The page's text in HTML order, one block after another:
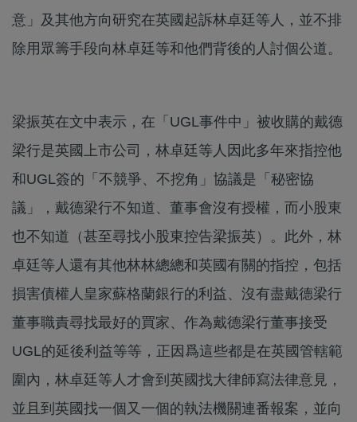
意」及其他方向研究在英國起訴林卓廷等人，並不排
除用眾籌手段向林卓廷等和他們背後的人討個公道。
梁振英在文中表示，在「UGL事件中」被收購的戴德
梁行是英國上市公司，林卓廷等人因此多年來指控他
和UGL簽的「不競爭、不挖角」協議是「秘密協
議」，戴德梁行不知道、董事會沒有授權，而小股東
也不知道（甚至尋找小股東控告梁振英）。此外，林
卓廷等人還有其他林林總總和英國有關的指控，包括
損害債權人皇家蘇格蘭銀行的利益、沒有盡戴德梁行
董事職責尋找最好的買家、作為戴德梁行董事接受
UGL的延後利益等等，正因爲這些都是在英國管轄範
圍內，林卓廷等人才會到英國找大律師寫法律意見，
並且到英國找一個又一個的執法機關連番報案，並向